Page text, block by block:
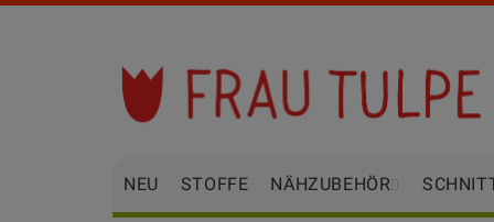
Inhalt
springen
NEU STOFFE NÄHZUBEHÖR